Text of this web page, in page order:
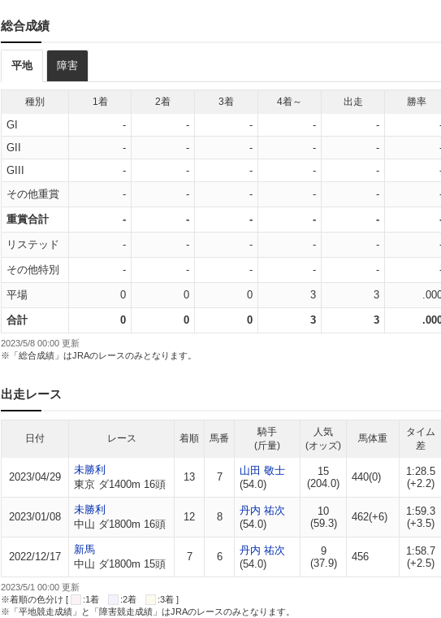
総合成績
平地 障害
種別 1着 2着 3着 4着～ 出走 勝率
GI - - - - -
GII
- - - - -
GIII
- - - - -
その他重賞
- - - - -
重賞合計 - - - - -
リステッド - - - - -
その他特別 - - - - -
平場 0 0 0 3 3
合計 0 0 0 3 3
2023/5/8 00:00 更新
※「総合成績」はJRAのレースのみとなります。
出走レース
日付 レース 着順 馬番
騎手
(斤量)
人気
(オッズ)
馬体重
タイム
差
2023/04/29
未勝利
東京 ダ1400m 16頭
13 7
山田 敬士
(54.0)
15
(204.0)
440(0)
1:28.5
(+2.2)
2023/01/08
未勝利
中山 ダ1800m 16頭
12 8
丹内 祐次
(54.0)
10
(59.3)
462(+6)
1:59.3
(+3.5)
2022/12/17
新馬
中山 ダ1800m 15頭
7 6
丹内 祐次
(54.0)
9
(37.9)
456
1:58.7
(+2.5)
2023/5/1 00:00 更新
※着順の色分け [
:1着 :2着
:3着 ]
※「平地競走成績」と「障害競走成績」はJRAのレースのみとなります。